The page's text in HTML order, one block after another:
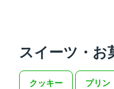
スイーツ・お
クッキー プリン